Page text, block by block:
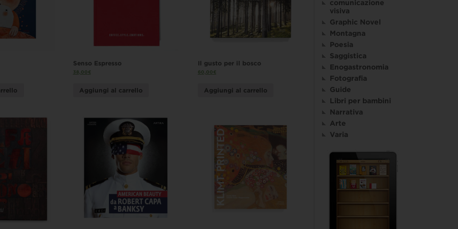
Senso Espresso
38,00€
Aggiungi al carrello
Il gusto per il bosco
60,00€
Aggiungi al carrello
comunicazione
visiva
Graphic Novel
Montagna
Poesia
Saggistica
Enogastronomia
Fotografia
Guide
Libri per bambini
Narrativa
Arte
Varia